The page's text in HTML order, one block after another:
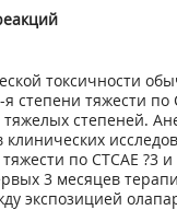
токсичности
степени тяжести по
степеней.
по СТСАЕ ?3
3 месяцев
экспозицией